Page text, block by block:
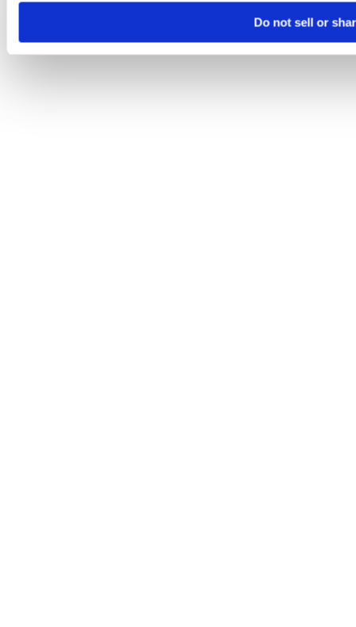
Do not sell or